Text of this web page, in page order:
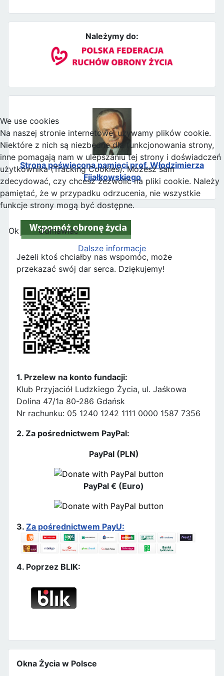
Należymy do:
Strona poświęcona pamięci prof. Włodzimierza
Fijałkowskiego
Jeżeli ktoś chciałby nas wspomóc, może
przekazać swój dar serca. Dziękujemy!
1. Przelew na konto fundacji:
Klub Przyjaciół Ludzkiego Życia, ul. Jaśkowa
Dolina 47/1a 80-286 Gdańsk
Nr rachunku: 05 1240 1242 1111 0000 1587 7356
2. Za pośrednictwem PayPal:
PayPal (PLN)
PayPal € (Euro)
3. Za pośrednictwem PayU:
4. Poprzez BLIK:
Okna Życia w Polsce
We use cookies
Na naszej stronie internetowej używamy plików cookie.
Niektóre z nich są niezbędne dla funkcjonowania strony,
inne pomagają nam w ulepszaniu tej strony i doświadczeń
użytkownika (Tracking Cookies). Możesz sam
zdecydować, czy chcesz zezwolić na pliki cookie. Należy
pamiętać, że w przypadku odrzucenia, nie wszystkie
funkcje strony mogą być dostępne.
Ok
Odmawiać
Dalsze informacje